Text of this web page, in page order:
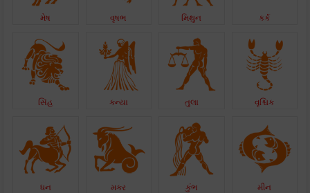
મેષ વૃષભ મિથુન કર્ક
સિંહ કન્યા તુલા વૃશ્ચિક
ધન મકર કુંભ મીન